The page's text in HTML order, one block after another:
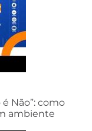
Não”: como
ambiente